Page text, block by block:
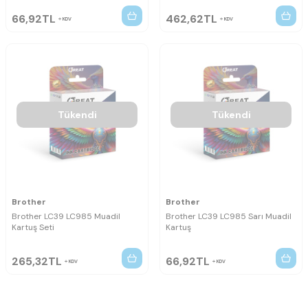
66,92TL KDV 462,62TL KDV
Tükendi
Brother
Brother LC39 LC985 Muadil
Kartuş Seti
265,32TL KDV
Tükendi
Brother
Brother LC39 LC985 Sarı Muadil
Kartuş
66,92TL KDV